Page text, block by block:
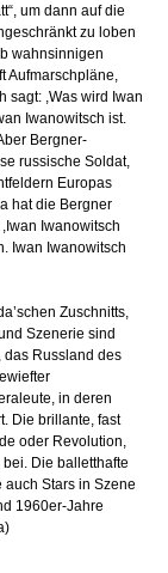
um dann auf die
zu loben
wahnsinnigen
Aufmarschpläne,
sagt: ,Was wird Iwan
Iwanowitsch ist.
Bergner-
russische Soldat,
Europas
hat die Bergner
Iwanowitsch
Iwan Iwanowitsch
Zuschnitts,
Szenerie sind
das Russland des
in deren
Die brillante, fast
oder Revolution,
Die balletthafte
auch Stars in Szene
1960er-Jahre